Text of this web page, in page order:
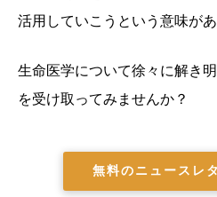
活用していこうという意味があ
生命医学について徐々に解き
を受け取ってみませんか？
無料のニュースレ